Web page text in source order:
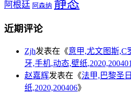
阿根廷 阿森纳 静态
近期评论
Zjh发表在《意甲,尤文图斯,C
牙,手机,动态,壁纸,2020,200401
赵嘉辉发表在《法甲,巴黎圣
纸,2020,200406》